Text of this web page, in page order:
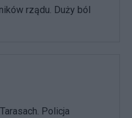
rządu. Duży ból
Policja